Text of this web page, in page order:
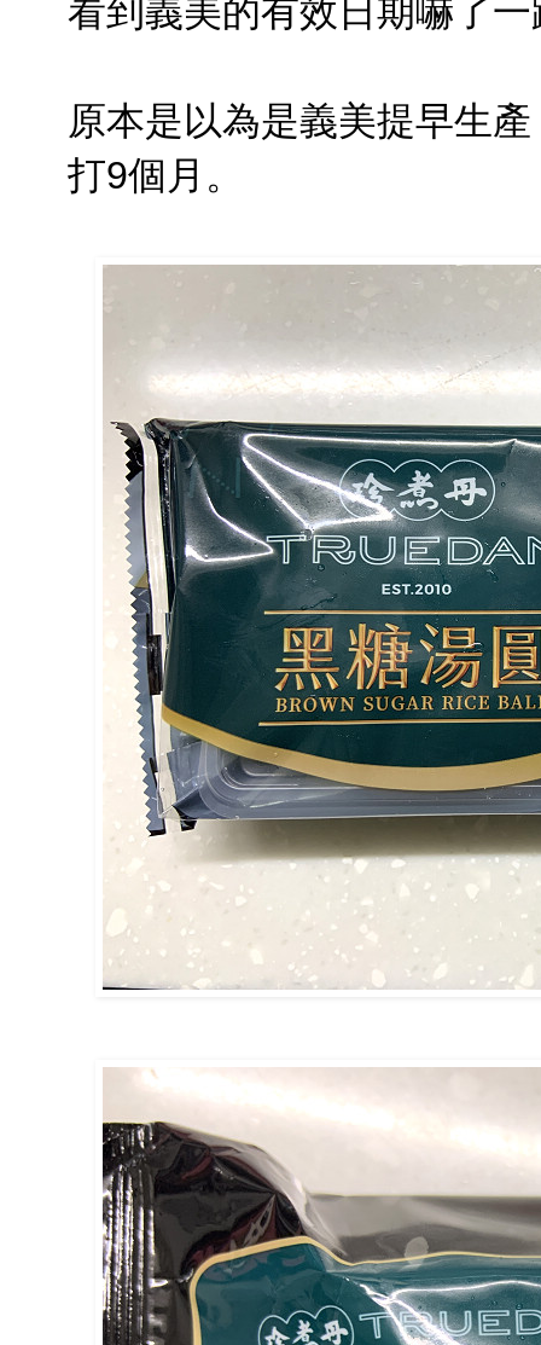
看到義美的有效日期嚇了
原本是以為是義美提早生
打9個月。